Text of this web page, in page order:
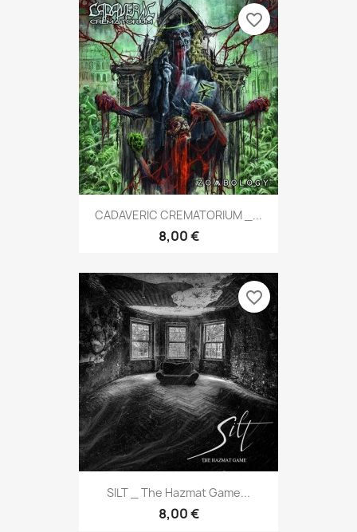
CADAVERIC CREMATORIUM _...
8,00 €
favorite_border
SILT _ The Hazmat Game...
8,00 €
favorite_border